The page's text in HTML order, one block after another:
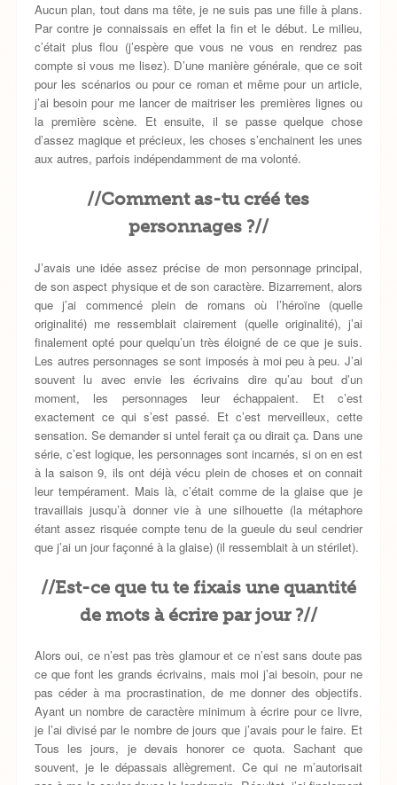
Aucun plan, tout dans ma tête, je ne suis pas une fille à plans.
Par contre je connaissais en effet la fin et le début. Le milieu,
c’était plus flou (j’espère que vous ne vous en rendrez pas
compte si vous me lisez). D’une manière générale, que ce soit
pour les scénarios ou pour ce roman et même pour un article,
j’ai besoin pour me lancer de maitriser les premières lignes ou
la première scène. Et ensuite, il se passe quelque chose
d’assez magique et précieux, les choses s’enchainent les unes
aux autres, parfois indépendamment de ma volonté.
//Comment as-tu créé tes
personnages ?//
J’avais une idée assez précise de mon personnage principal,
de son aspect physique et de son caractère. Bizarrement, alors
que j’ai commencé plein de romans où l’héroïne (quelle
originalité) me ressemblait clairement (quelle originalité), j’ai
finalement opté pour quelqu’un très éloigné de ce que je suis.
Les autres personnages se sont imposés à moi peu à peu. J’ai
souvent lu avec envie les écrivains dire qu’au bout d’un
moment, les personnages leur échappaient. Et c’est
exactement ce qui s’est passé. Et c’est merveilleux, cette
sensation. Se demander si untel ferait ça ou dirait ça. Dans une
série, c’est logique, les personnages sont incarnés, si on en est
à la saison 9, ils ont déjà vécu plein de choses et on connait
leur tempérament. Mais là, c’était comme de la glaise que je
travaillais jusqu’à donner vie à une silhouette (la métaphore
étant assez risquée compte tenu de la gueule du seul cendrier
que j’ai un jour façonné à la glaise) (il ressemblait à un stérilet).
//Est-ce que tu te fixais une quantité
de mots à écrire par jour ?//
Alors oui, ce n’est pas très glamour et ce n’est sans doute pas
ce que font les grands écrivains, mais moi j’ai besoin, pour ne
pas céder à ma procrastination, de me donner des objectifs.
Ayant un nombre de caractère minimum à écrire pour ce livre,
je l’ai divisé par le nombre de jours que j’avais pour le faire. Et
Tous les jours, je devais honorer ce quota. Sachant que
souvent, je le dépassais allègrement. Ce qui ne m’autorisait